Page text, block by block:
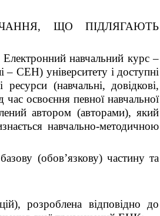
, ЩО ПІДЛЯГАЮТЬ
Електронний навчальний курс –
– СЕН) університету і доступні
ресурси (навчальні, довідкові,
освоєння певної навчальної
автором (авторами), який
навчально-методичною
(обов’язкову) частину та
розроблена відповідно до